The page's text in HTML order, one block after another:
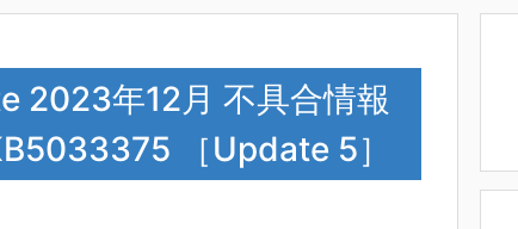
2023年12月 不具合情報
［Update 5］